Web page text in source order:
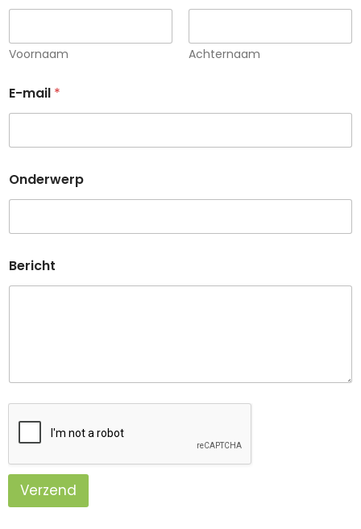
Voornaam Achternaam
E-mail *
Onderwerp
Bericht
Verzend